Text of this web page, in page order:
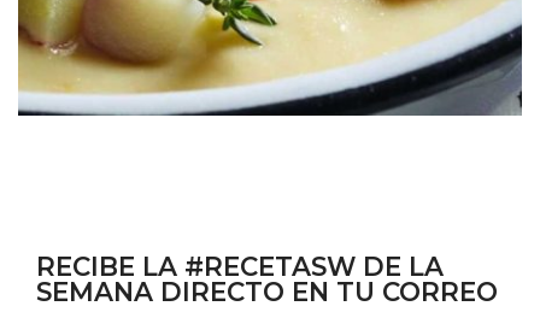
RECIBE LA #RECETASW DE LA
SEMANA DIRECTO EN TU CORREO